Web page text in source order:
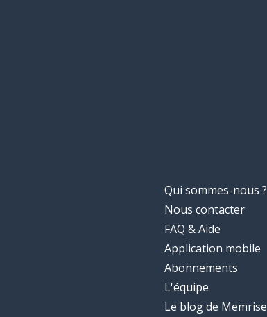
Qui sommes-nous ?
Nous contacter
FAQ & Aide
Application mobile
Abonnements
L'équipe
Le blog de Memrise